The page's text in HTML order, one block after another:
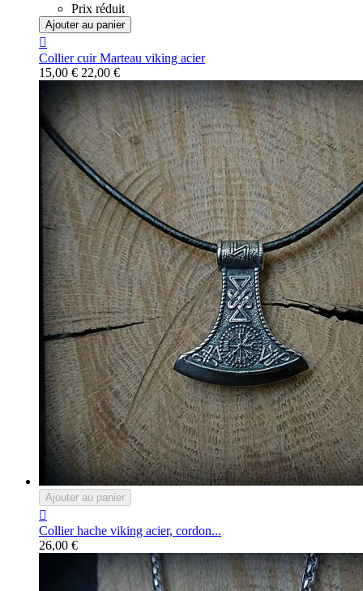
Prix réduit
Ajouter au panier

Collier cuir Marteau viking acier
15,00 € 22,00 €
Ajouter au panier

Collier hache viking acier, cordon...
26,00 €